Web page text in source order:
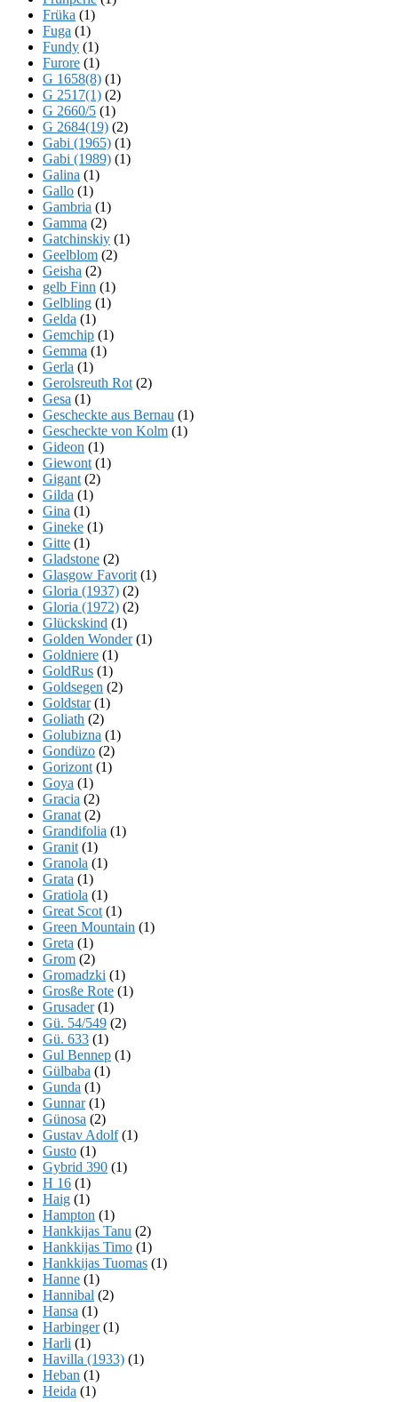
Früka (1)
Fuga (1)
Fundy (1)
Furore (1)
G 1658(8) (1)
G 2517(1) (2)
G 2660/5 (1)
G 2684(19) (2)
Gabi (1965) (1)
Gabi (1989) (1)
Galina (1)
Gallo (1)
Gambria (1)
Gamma (2)
Gatchinskiy (1)
Geelblom (2)
Geisha (2)
gelb Finn (1)
Gelbling (1)
Gelda (1)
Gemchip (1)
Gemma (1)
Gerla (1)
Gerolsreuth Rot (2)
Gesa (1)
Gescheckte aus Bernau (1)
Gescheckte von Kolm (1)
Gideon (1)
Giewont (1)
Gigant (2)
Gilda (1)
Gina (1)
Gineke (1)
Gitte (1)
Gladstone (2)
Glasgow Favorit (1)
Gloria (1937) (2)
Gloria (1972) (2)
Glückskind (1)
Golden Wonder(1)
Goldniere (1)
GoldRus (1)
Goldsegen (2)
Goldstar(1)
Goliath (2)
Golubizna (1)
Gondüzo (2)
Gorizont (1)
Goya (1)
Gracia (2)
Granat (2)
Grandifolia (1)
Granit (1)
Granola (1)
Grata (1)
Gratiola (1)
Great Scot (1)
Green Mountain (1)
Greta (1)
Grom (2)
Gromadzki (1)
Grosße Rote (1)
Grusader(1)
Gü. 54/549 (2)
Gü. 633 (1)
Gul Bennep (1)
Gülbaba (1)
Gunda (1)
Gunnar(1)
Günosa (2)
Gustav Adolf(1)
Gusto (1)
Gybrid 390 (1)
H 16 (1)
Haig (1)
Hampton (1)
Hankkijas Tanu (2)
Hankkijas Timo (1)
Hankkijas Tuomas (1)
Hanne (1)
Hannibal (2)
Hansa (1)
Harbinger(1)
Harli (1)
Havilla (1933) (1)
Heban (1)
Heida (1)